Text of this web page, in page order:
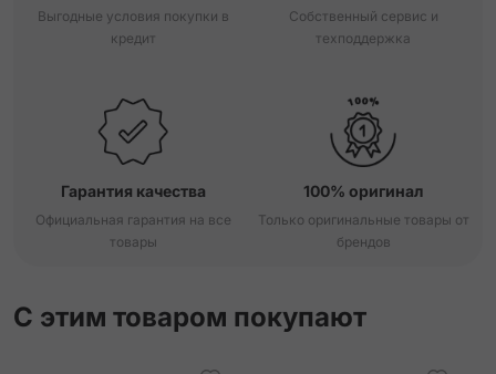
Выгодные условия покупки в
кредит
Собственный сервис и
техподдержка
Гарантия качества
Официальная гарантия на все
товары
100% оригинал
Только оригинальные товары от
брендов
С этим товаром покупают